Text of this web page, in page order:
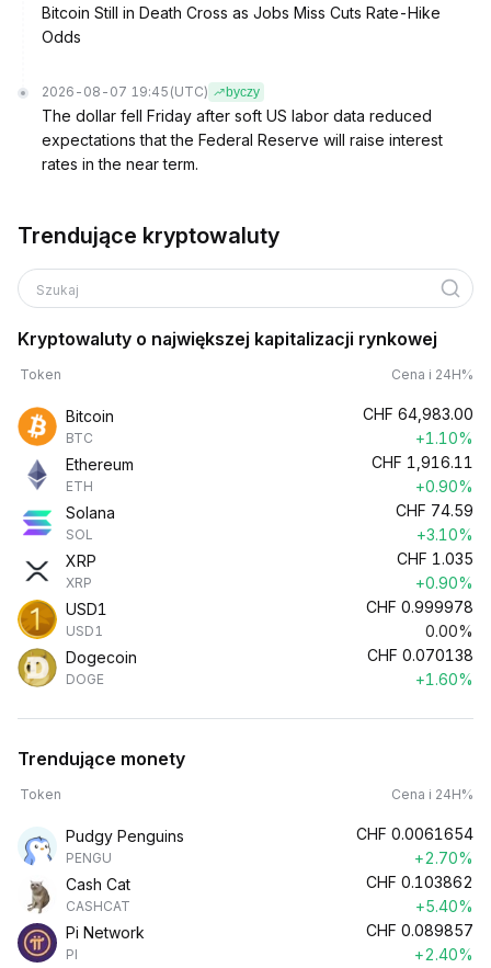
Bitcoin Still in Death Cross as Jobs Miss Cuts Rate-Hike
Odds
2026-08-07 19:45 (UTC) byczy
The dollar fell Friday after soft US labor data reduced
expectations that the Federal Reserve will raise interest
rates in the near term.
Trendujące kryptowaluty
Szukaj
Kryptowaluty o największej kapitalizacji rynkowej
Token Cena i 24H%
Bitcoin
BTC
CHF 64,983.00
+1.10%
Ethereum
ETH
CHF 1,916.11
+0.90%
Solana
SOL
CHF 74.59
+3.10%
XRP
XRP
CHF 1.035
+0.90%
USD1
USD1
CHF 0.999978
0.00%
Dogecoin
DOGE
CHF 0.070138
+1.60%
Trendujące monety
Token Cena i 24H%
Pudgy Penguins
PENGU
CHF 0.0061654
+2.70%
Cash Cat
CASHCAT
CHF 0.103862
+5.40%
Pi Network
PI
CHF 0.089857
+2.40%